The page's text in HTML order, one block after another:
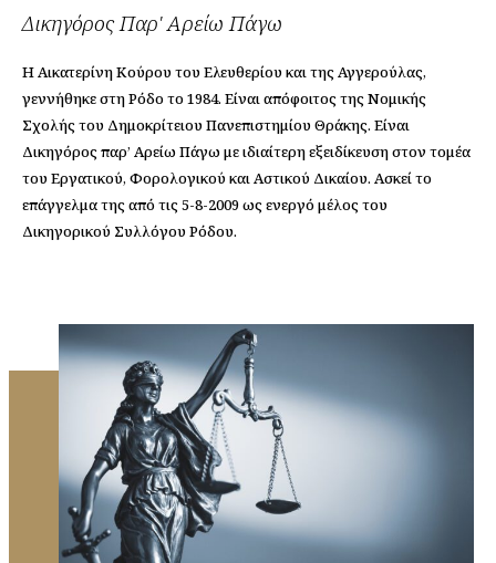
Δικηγόρος Παρ' Αρείω Πάγω
H Αικατερίνη Κούρου του Ελευθερίου και της Αγγερούλας,
γεννήθηκε στη Ρόδο το 1984. Είναι απόφοιτος της Νομικής
Σχολής του Δημοκρίτειου Πανεπιστημίου Θράκης. Είναι
Δικηγόρος παρ’ Αρείω Πάγω με ιδιαίτερη εξειδίκευση στον τομέα
του Εργατικού, Φορολογικού και Αστικού Δικαίου. Ασκεί το
επάγγελμα της από τις 5-8-2009 ως ενεργό μέλος του
Δικηγορικού Συλλόγου Ρόδου.